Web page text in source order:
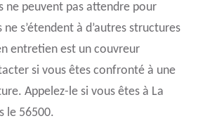
ne peuvent pas attendre pour
s’étendent à d’autres structures
entretien est un couvreur
si vous êtes confronté à une
Appelez-le si vous êtes à La
le 56500.